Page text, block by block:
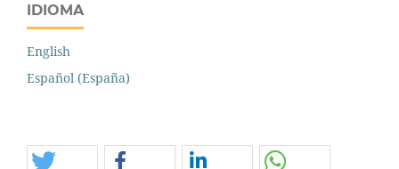
IDIOMA
English
Español (España)